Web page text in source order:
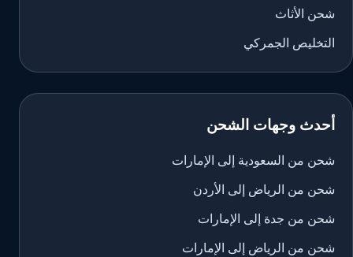
شحن الأثاث
التخليص الجمركي
أحدث وجهات الشحن
شحن من السعودية إلى الإمارات
شحن من الرياض إلى الأردن
شحن من جدة إلى الإمارات
شحن من الرياض إلى الإمارات